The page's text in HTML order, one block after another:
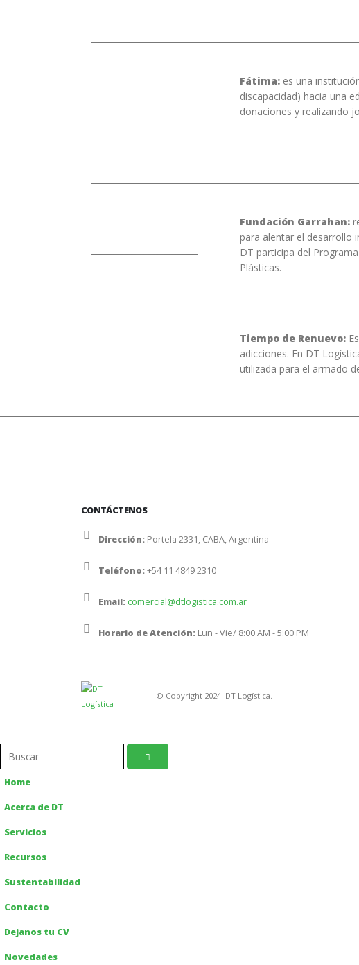
Fátima: es una
discapacidad) hacia una
donaciones y realizando
Fundación Garrahan:
para alentar el desarrollo
DT participa del
Plásticas.
Tiempo de Renuevo:
adicciones. En DT
utilizada para el armado
CONTÁCTENOS
Dirección: Portela 2331, CABA, Argentina
Teléfono:+54 11 4849 2310
Email: comercial@dtlogistica.com.ar
Horario de Atención: Lun - Vie/ 8:00 AM - 5:00 PM
© Copyright 2024. DT Logística.
Home
Acerca de DT
Servicios
Recursos
Sustentabilidad
Contacto
Dejanos tu CV
Novedades